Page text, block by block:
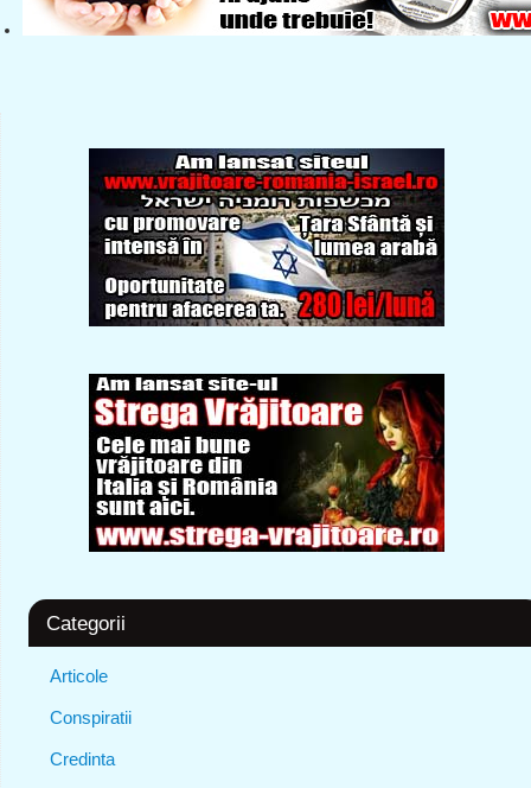
Categorii
Articole
Conspiratii
Credinta